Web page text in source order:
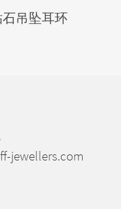
吊坠耳环
jewellers.com